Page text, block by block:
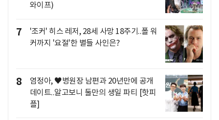
와이프)
7
'조커' 히스 레저, 28세 사망 18주기..폴 워
커까지 '요절'한 별들 사인은?
8
염정아, ♥병원장 남편과 20년만에 공개
데이트..알고보니 둘만의 생일 파티 [핫피
플]